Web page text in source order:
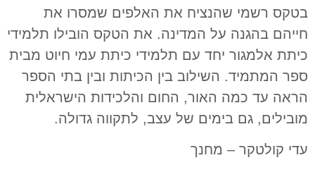
בטקס רשמי שהנציח את האלפים שמסרו את
חייהם בהגנה על המדינה. את הטקס הובילו תלמידי
כיתת אלמגור יחד עם תלמידי כיתת עמי חיוט מבית
ספר המתמיד. השילוב בין הכיתות ובין בתי הספר
הראה עד כמה האור, החום והלכידות הישראלית
מובילים, גם בימים של עצב, לתקווה גדולה.
עדי קולטקר – מחנך